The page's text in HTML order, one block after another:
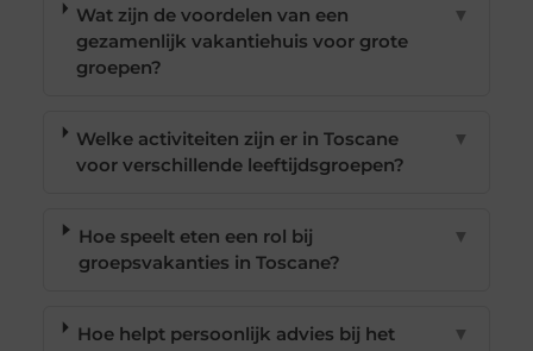
Wat zijn de voordelen van een
gezamenlijk vakantiehuis voor grote
groepen?
▼
Welke activiteiten zijn er in Toscane
voor verschillende leeftijdsgroepen?
▼
Hoe speelt eten een rol bij
groepsvakanties in Toscane?
▼
Hoe helpt persoonlijk advies bij het
▼